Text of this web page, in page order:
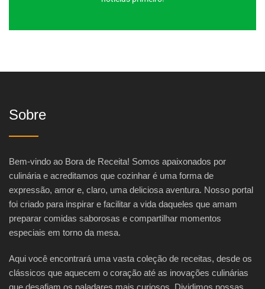
Sobre
Bem-vindo ao Bora de Receita! Somos apaixonados por
culinária e acreditamos que cozinhar é uma forma de
expressão, amor e, claro, uma deliciosa aventura. Nosso portal
foi criado para inspirar e facilitar a vida daqueles que amam
preparar comidas saborosas e compartilhar momentos
especiais em torno da mesa.
Aqui você encontrará uma vasta coleção de receitas, desde os
clássicos que aquecem o coração até as inovações culinárias